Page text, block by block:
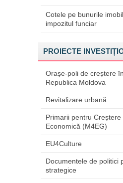
Cotele pe bunurile
impozitul funciar
PROIECTE
Orașe-poli de creștere în
Republica Moldova
Revitalizare urbană
Primarii pentru Creștere
Economică (M4EG)
EU4Culture
Documentele de politici
strategice